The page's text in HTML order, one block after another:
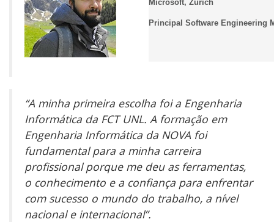
Microsoft, Zurich
Principal Software Engineering
“A minha primeira escolha foi a Engenharia
Informática da FCT UNL. A formação em
Engenharia Informática da NOVA foi
fundamental para a minha carreira
profissional porque me deu as ferramentas,
o conhecimento e a confiança para enfrentar
com sucesso o mundo do trabalho, a nível
nacional e internacional”.